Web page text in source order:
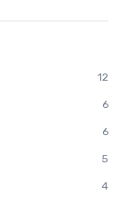
12
6
6
5
4